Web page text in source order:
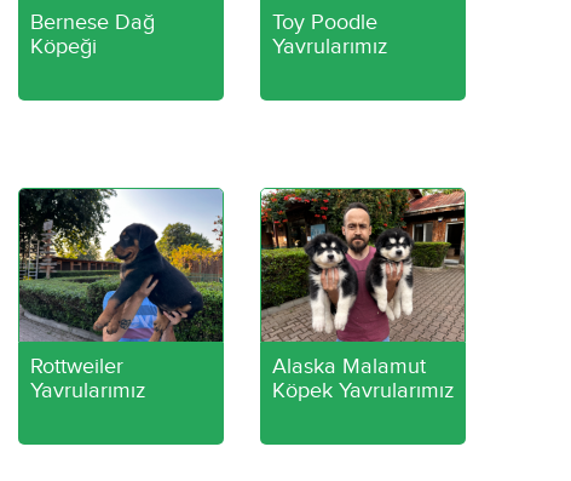
Bernese Dağ
Köpeği
Toy Poodle
Yavrularımız
Rottweiler
Yavrularımız
Alaska Malamut
Köpek Yavrularımız